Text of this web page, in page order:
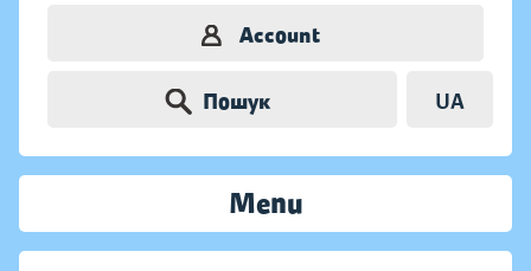
Account
Пошук UA
Menu